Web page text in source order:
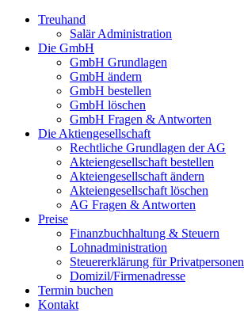
Treuhand
Salär Administration
Die GmbH
GmbH Grundlagen
GmbH ändern
GmbH bestellen
GmbH löschen
GmbH Fragen & Antworten
Die Aktiengesellschaft
Rechtliche Grundlagen der AG
Akteiengesellschaft bestellen
Akteiengesellschaft ändern
Akteiengesellschaft löschen
AG Fragen & Antworten
Preise
Finanzbuchhaltung & Steuern
Lohnadministration
Steuererklärung für Privatpersonen
Domizil/Firmenadresse
Termin buchen
Kontakt